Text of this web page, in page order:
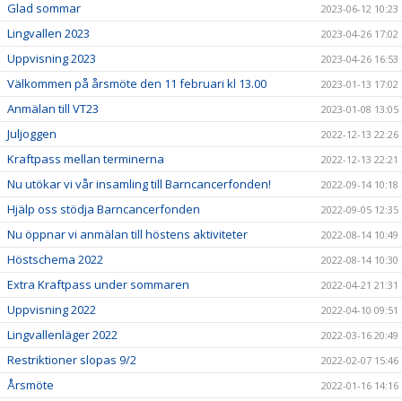
Glad sommar 2023-06-12 10:23
Lingvallen 2023 2023-04-26 17:02
Uppvisning 2023 2023-04-26 16:53
Välkommen på årsmöte den 11 februari kl 13.00 2023-01-13 17:02
Anmälan till VT23 2023-01-08 13:05
Juljoggen 2022-12-13 22:26
Kraftpass mellan terminerna 2022-12-13 22:21
Nu utökar vi vår insamling till Barncancerfonden! 2022-09-14 10:18
Hjälp oss stödja Barncancerfonden 2022-09-05 12:35
Nu öppnar vi anmälan till höstens aktiviteter 2022-08-14 10:49
Höstschema 2022 2022-08-14 10:30
Extra Kraftpass under sommaren 2022-04-21 21:31
Uppvisning 2022 2022-04-10 09:51
Lingvallenläger 2022 2022-03-16 20:49
Restriktioner slopas 9/2 2022-02-07 15:46
Årsmöte 2022-01-16 14:16